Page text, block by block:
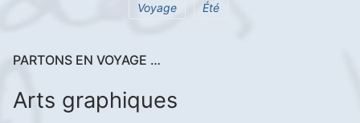
Voyage
Été
PARTONS EN VOYAGE …
Arts graphiques